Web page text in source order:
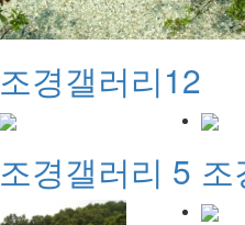
조경갤러리12
조경갤러리 5 조